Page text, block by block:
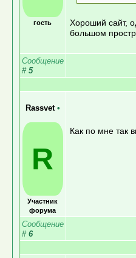
гость
Хороший сайт,
большом
Сообщение
# 5
Rassvet •
R
Участник
форума
Как по мне так
Сообщение
# 6